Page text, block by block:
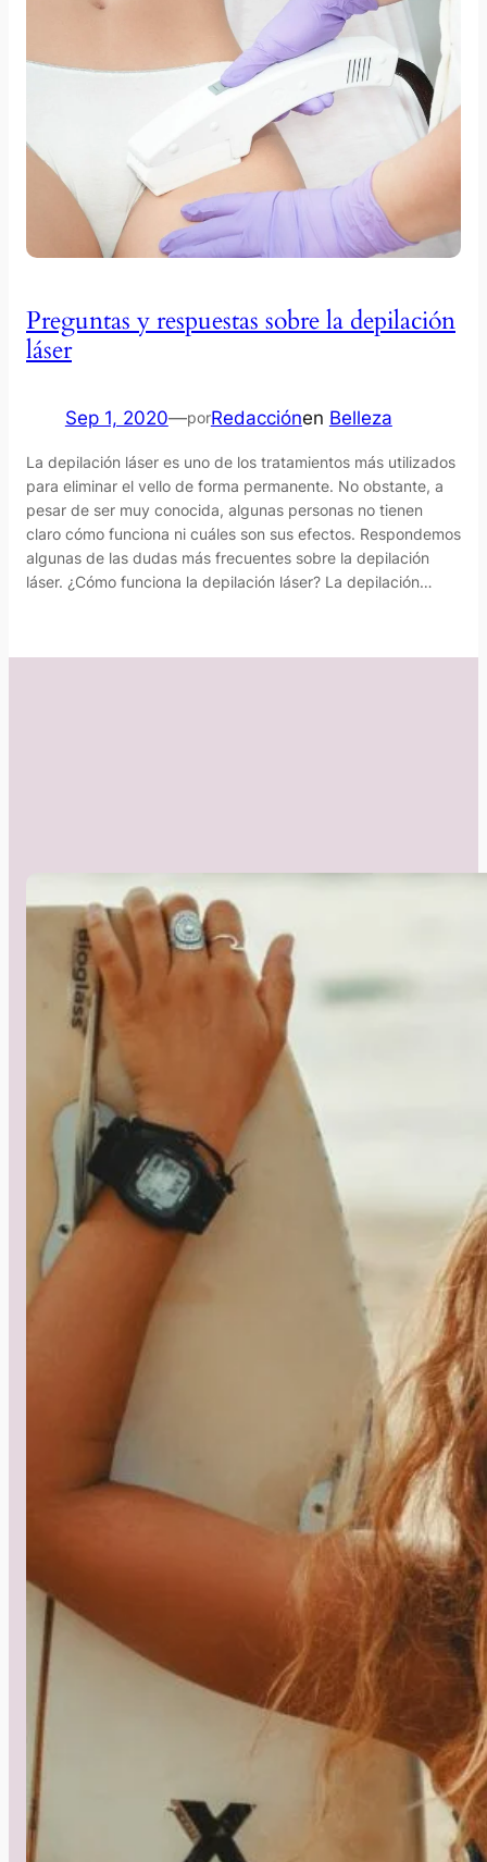
Preguntas y respuestas sobre la depilación
láser
Sep 1, 2020—porRedacciónen Belleza
La depilación láser es uno de los tratamientos más utilizados
para eliminar el vello de forma permanente. No obstante, a
pesar de ser muy conocida, algunas personas no tienen
claro cómo funciona ni cuáles son sus efectos. Respondemos
algunas de las dudas más frecuentes sobre la depilación
láser. ¿Cómo funciona la depilación láser? La depilación…